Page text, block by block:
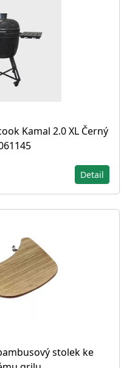
Kamal 2.0 XL Černý
Detail
stolek ke